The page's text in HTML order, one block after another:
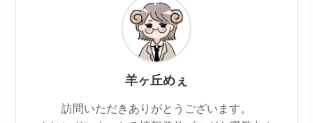
羊ヶ丘めぇ
訪問いただきありがとうございます。